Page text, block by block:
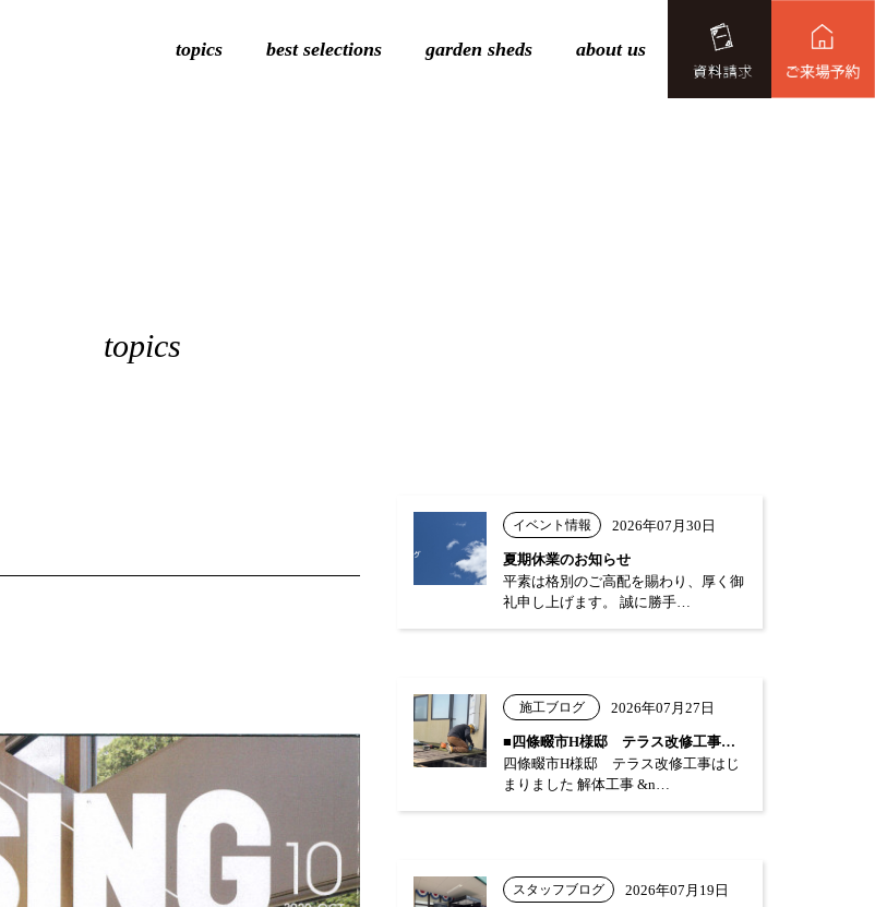
topics best selections garden sheds about us
topics
イベント情報 2026年07月30日
夏期休業のお知らせ
平素は格別のご高配を賜わり、厚く御
礼申し上げます。 誠に勝手…
施工ブログ 2026年07月27日
■四條畷市H様邸 テラス改修工事はじまり…
四條畷市H様邸 テラス改修工事はじ
まりました 解体工事 &n…
スタッフブログ 2026年07月19日